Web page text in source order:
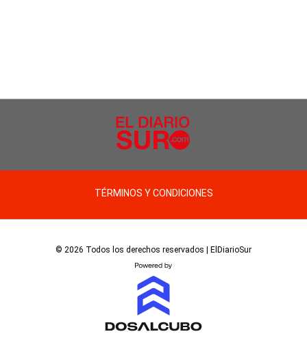
TÉRMINOS Y CONDICIONES
© 2026 Todos los derechos reservados | ElDiarioSur